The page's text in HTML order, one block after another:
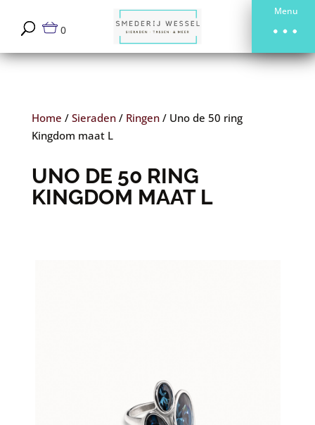
Menu
0
Home / Sieraden/ Ringen/ Uno de 50 ring
Kingdom maat L
UNO DE 50 RING
KINGDOM MAAT L